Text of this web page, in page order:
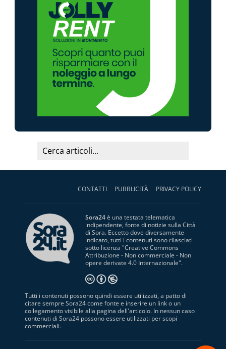
CONTATTI PUBBLICITÀ PRIVACY POLICY
Sora24è una testata telematica
indipendente, fonte di notizie sulla Città
di Sora. Eccetto dove diversamente
indicato, tutti i contenuti sono rilasciati
sotto licenza "Creative Commons
Attribuzione - Non commerciale - Non
opere derivate 4.0 Internazionale".
Tutti i contenuti possono quindi essere utilizzati, a patto di
citare sempre Sora24 come fonte e inserire un link o un
collegamento visibile alla pagina dell'articolo. In nessun caso i
contenuti di Sora24 possono essere utilizzati per scopi
commerciali.